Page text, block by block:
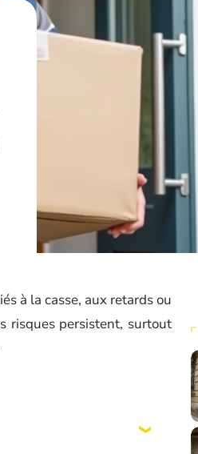
à la casse, aux retards ou
risques persistent, surtout